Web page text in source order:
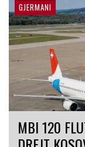
GJERMANI
MBI 120